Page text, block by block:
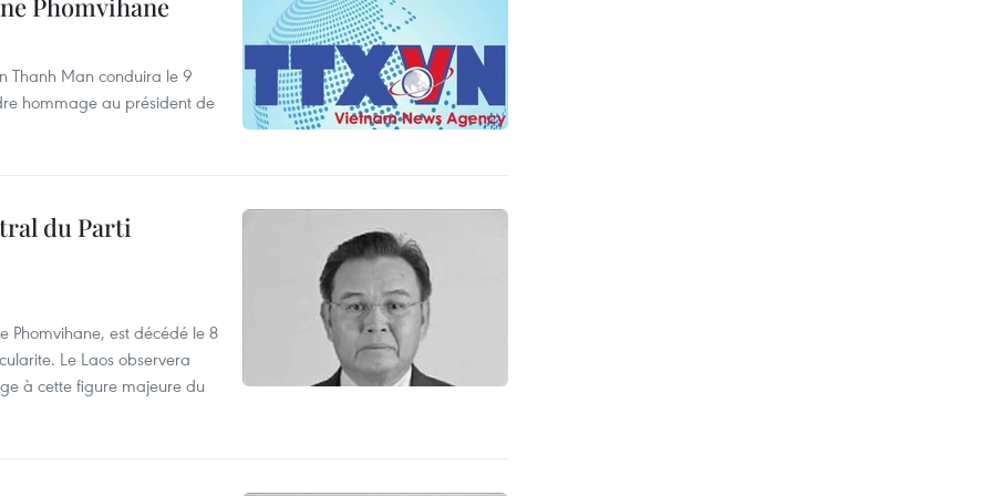
Phomvihane
Thanh Man conduira le 9
hommage au président de
du Parti
Phomvihane, est décédé le 8
Le Laos observera
à cette figure majeure du